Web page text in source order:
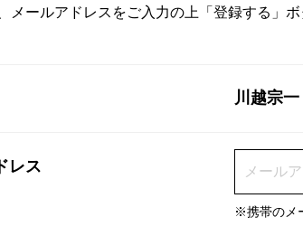
メールアドレスをご入力の上「登録する」ボ
川越宗一
レス
※携帯のメ